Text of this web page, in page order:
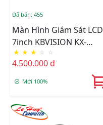
Đã bán: 455
Màn Hình Giám Sát LCD
7inch KBVISION KX-
FMLCD7-E
★ ★ ★ ☆ ☆
4.500.000 đ
Mới 100%